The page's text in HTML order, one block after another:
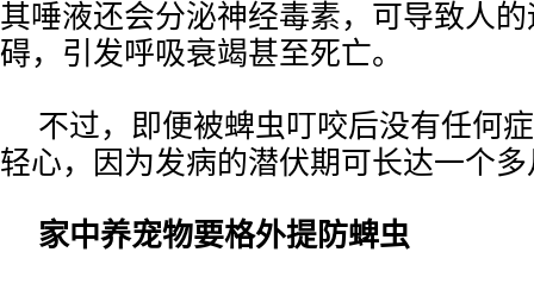
其唾液还会分泌神经毒素，可导致人
碍，引发呼吸衰竭甚至死亡。
不过，即便被蜱虫叮咬后没有任何
轻心，因为发病的潜伏期可长达一个
家中养宠物要格外提防蜱虫